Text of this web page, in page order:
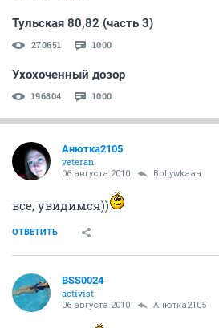
Тульская 80,82 (часть 3)
270651 1000
Ухохоченный дозор
196804 1000
Анютка2105
veteran
06 августа 2010 Boltywkaaa
все, увидимся))
ОТВЕТИТЬ
BSS0024
activist
06 августа 2010 Анютка2105